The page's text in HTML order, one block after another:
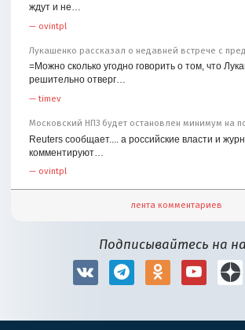
ждут и не…
— ovintpl
Лукашенко рассказал о недавней встрече с
=Можно сколько угодно говорить о том, что
решительно отверг…
—timev
Московский НПЗ будет остановлен минимум на
Reuters сообщает.... а российские власти и
комментируют…
— ovintpl
лента комментариев
Подписывайтесь на